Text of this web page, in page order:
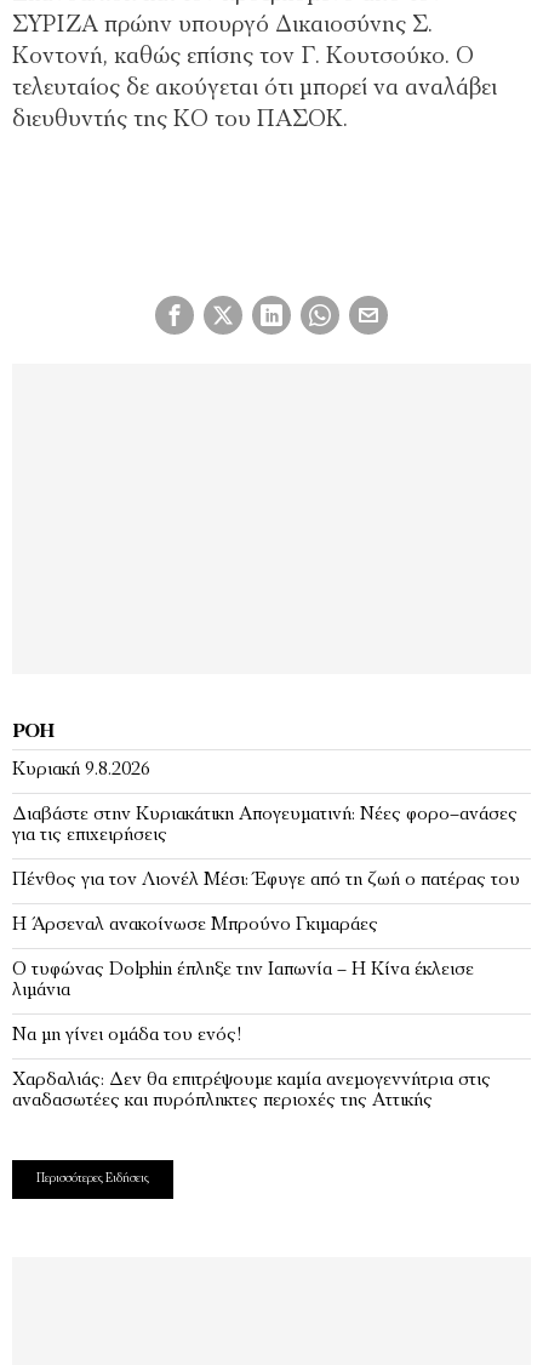
ΣΥΡΙΖΑ πρώην υπουργό Δικαιοσύνης Σ.
Κοντονή, καθώς επίσης τον Γ. Κουτσούκο. Ο
τελευταίος δε ακούγεται ότι μπορεί να αναλάβει
διευθυντής της ΚΟ του ΠΑΣΟΚ.
ΡΟΉ
Κυριακή 9.8.2026
Διαβάστε στην Κυριακάτικη Απογευματινή: Νέες φορο–ανάσες
για τις επιχειρήσεις
Πένθος για τον Λιονέλ Μέσι: Έφυγε από τη ζωή ο πατέρας του
Η Άρσεναλ ανακοίνωσε Μπρούνο Γκιμαράες
Ο τυφώνας Dolphin έπληξε την Ιαπωνία – H Κίνα έκλεισε
λιμάνια
Να μη γίνει ομάδα του ενός!
Χαρδαλιάς: Δεν θα επιτρέψουμε καμία ανεμογεννήτρια στις
αναδασωτέες και πυρόπληκτες περιοχές της Αττικής
Περισσότερες Ειδήσεις